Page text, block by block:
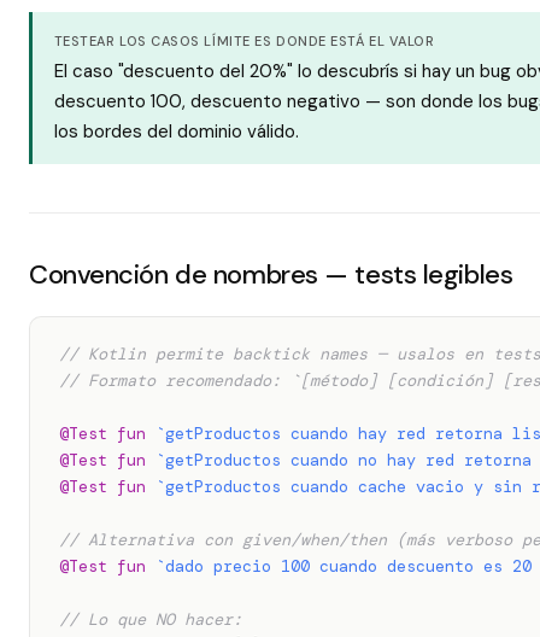
TESTEAR LOS CASOS LÍMITE ES DONDE ESTÁ EL VALOR
El caso "descuento del 20%" lo descubrís si hay un bug
descuento 100, descuento negativo — son donde los
los bordes del dominio válido.
Convención de nombres — tests legibles
// Kotlin permite backtick names — usalos en tests
// Formato recomendado: `[método] [condición]
@Test fun
`getProductos cuando hay red retorna
@Test fun
`getProductos cuando no hay red
@Test fun `getProductos cuando cache vacio y sin
// Alternativa con given/when/then (más verboso
@Test fun `dado precio 100 cuando descuento es
// Lo que NO hacer: